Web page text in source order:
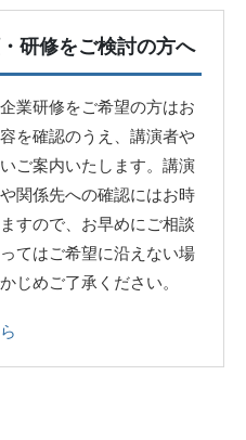
研修をご検討の方へ
業研修をご希望の方はお
を確認のうえ、講演者や
ご案内いたします。講演
関係先への確認にはお時
すので、お早めにご相談
てはご希望に沿えない場
じめご了承ください。